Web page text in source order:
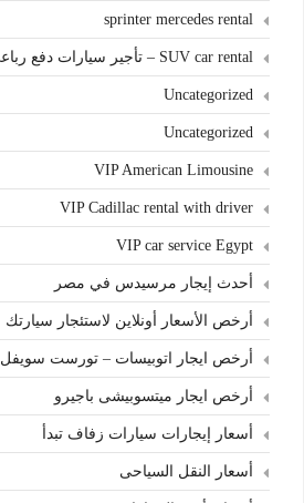
sprinter mercedes rental
SUV car rental – تأجير سيارات دفع رباعي 4*4 مع سائق
Uncategorized
Uncategorized
VIP American Limousine
VIP Cadillac rental with driver
VIP car service Egypt
أحدث إيجار مرسيدس في مصر
أرخص الأسعار أونلاين لاستئجار سيارتك
أرخص ايجار اتوبيسات – تورست سويفل
أرخص ايجار ميتسوبيشى باجيرو
أسعار إيجارات سيارات زفاف تبدأ
أسعار النقل السياحى